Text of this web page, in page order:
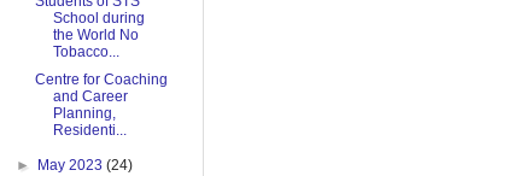
School during
the World No
Tobacco...
Centre for Coaching
and Career
Planning,
Residenti...
► May 2023(24)